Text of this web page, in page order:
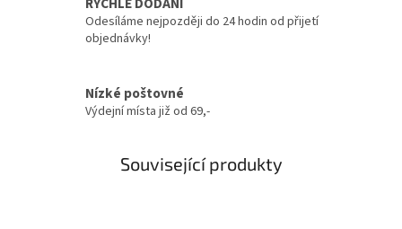
RYCHLÉ DODÁNÍ
Odesíláme nejpozději do 24 hodin od přijetí
objednávky!
Nízké poštovné
Výdejní místa již od 69,-
Související produkty